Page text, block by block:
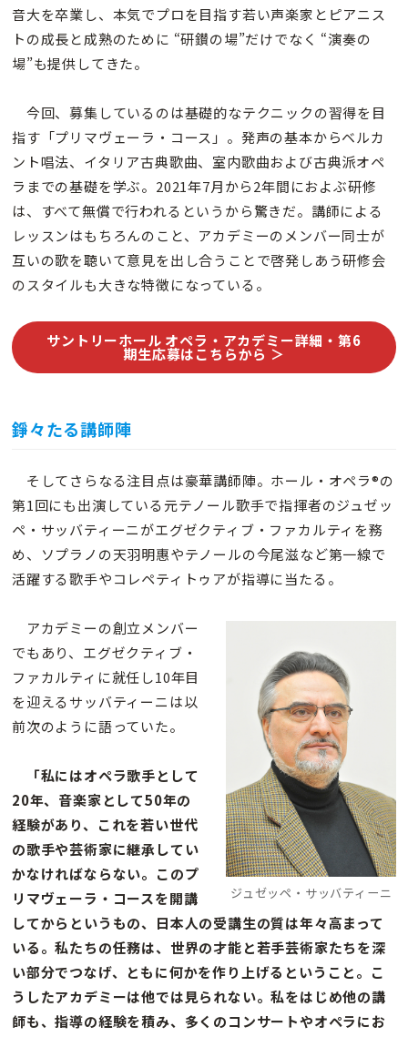
音大を卒業し、本気でプロを目指す若い声楽家とピアニス
トの成長と成熟のために “研鑚の場”だけでなく “演奏の
場”も提供してきた。
今回、募集しているのは基礎的なテクニックの習得を目
指す「プリマヴェーラ・コース」。発声の基本からベルカ
ント唱法、イタリア古典歌曲、室内歌曲および古典派オペ
ラまでの基礎を学ぶ。2021年7月から2年間におよぶ研修
は、すべて無償で行われるというから驚きだ。講師による
レッスンはもちろんのこと、アカデミーのメンバー同士が
互いの歌を聴いて意見を出し合うことで啓発しあう研修会
のスタイルも大きな特徴になっている。
サントリーホール オペラ・アカデミー詳細・第6
期生応募はこちらから ＞
錚々たる講師陣
そしてさらなる注目点は豪華講師陣。ホール・オペラ®の
第1回にも出演している元テノール歌手で指揮者のジュゼッ
ペ・サッバティーニがエグゼクティブ・ファカルティを務
め、ソプラノの天羽明惠やテノールの今尾滋など第一線で
活躍する歌手やコレペティトゥアが指導に当たる。
ジュゼッペ・サッバティーニ
アカデミーの創立メンバー
でもあり、エグゼクティブ・
ファカルティに就任し10年目
を迎えるサッバティーニは以
前次のように語っていた。
「私にはオペラ歌手として
20年、音楽家として50年の
経験があり、これを若い世代
の歌手や芸術家に継承してい
かなければならない。このプ
リマヴェーラ・コースを開講
してからというもの、日本人の受講生の質は年々高まって
いる。私たちの任務は、世界の才能と若手芸術家たちを深
い部分でつなげ、ともに何かを作り上げるということ。こ
うしたアカデミーは他では見られない。私をはじめ他の講
師も、指導の経験を積み、多くのコンサートやオペラにお